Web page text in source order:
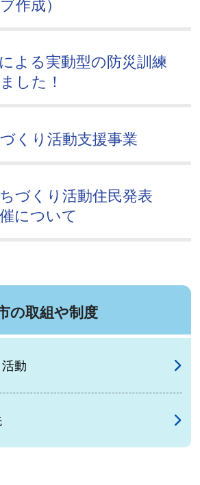
作成）
よる実動型の防災訓練
した！
くり活動支援事業
ちづくり活動住民発表
について
の取組や制度
動